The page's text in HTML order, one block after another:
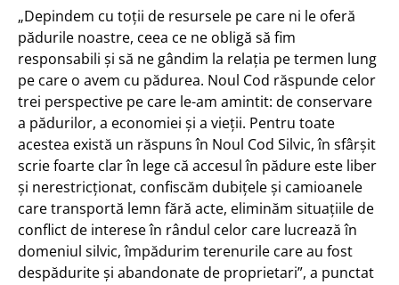
„Depindem cu toții de resursele pe care ni le oferă
pădurile noastre, ceea ce ne obligă să fim
responsabili și să ne gândim la relația pe termen lung
pe care o avem cu pădurea. Noul Cod răspunde celor
trei perspective pe care le-am amintit: de conservare
a pădurilor, a economiei și a vieții. Pentru toate
acestea există un răspuns în Noul Cod Silvic, în sfârșit
scrie foarte clar în lege că accesul în pădure este liber
și nerestricționat, confiscăm dubițele și camioanele
care transportă lemn fără acte, eliminăm situațiile de
conflict de interese în rândul celor care lucrează în
domeniul silvic, împădurim terenurile care au fost
despădurite și abandonate de proprietari”, a punctat